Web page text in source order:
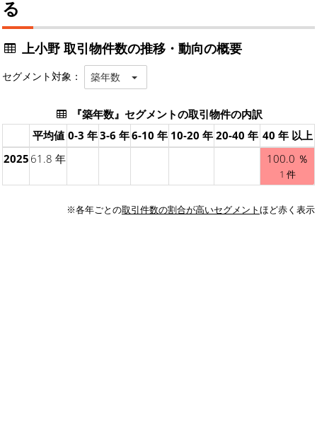
る
上小野 取引物件数の推移・動向の概要
セグメント対象： 築年数
『築年数』セグメントの取引物件の内訳
平均値 0-3 年3-6 年6-10 年 10-20 年 20-40 年 40 年 以上
2025 61.8 年 100.0 ％
1 件
※各年ごとの取引件数の割合が高いセグメントほど赤く表示